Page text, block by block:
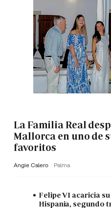
La Familia Real
Mallorca en uno de
favoritos
Angie Calero Palma
Felipe VI acaricia
Hispania, segundo